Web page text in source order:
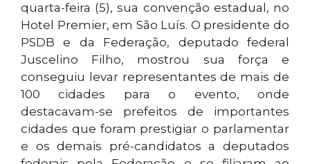
quarta-feira (5), sua convenção estadual, no
Hotel Premier, em São Luís. O presidente do
PSDB e da Federação, deputado federal
Juscelino Filho, mostrou sua força e
conseguiu levar representantes de mais de
100 cidades para o evento, onde
destacavam-se prefeitos de importantes
cidades que foram prestigiar o parlamentar
e os demais pré-candidatos a deputados